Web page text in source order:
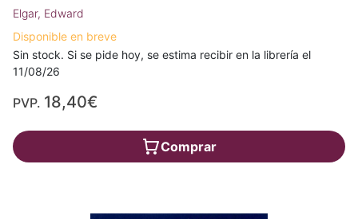
Elgar, Edward
Disponible en breve
Sin stock. Si se pide hoy, se estima recibir en la librería el
11/08/26
PVP. 18,40€
Comprar